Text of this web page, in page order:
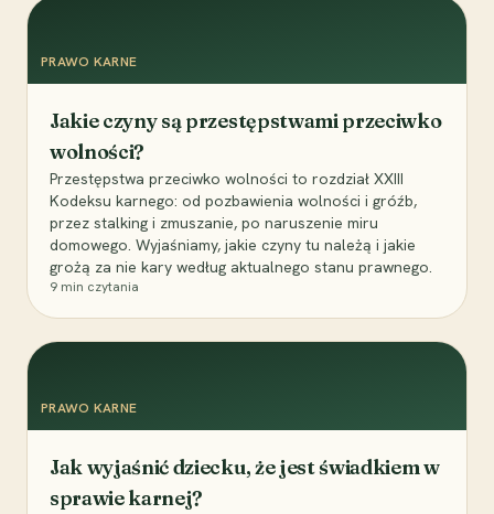
PRAWO KARNE
Jakie czyny są przestępstwami przeciwko
wolności?
Przestępstwa przeciwko wolności to rozdział XXIII
Kodeksu karnego: od pozbawienia wolności i gróźb,
przez stalking i zmuszanie, po naruszenie miru
domowego. Wyjaśniamy, jakie czyny tu należą i jakie
grożą za nie kary według aktualnego stanu prawnego.
9 min czytania
PRAWO KARNE
Jak wyjaśnić dziecku, że jest świadkiem w
sprawie karnej?